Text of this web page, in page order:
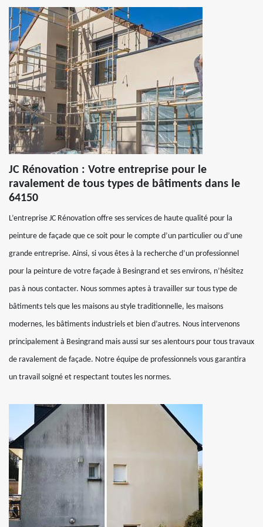
JC Rénovation : Votre entreprise pour le
ravalement de tous types de bâtiments dans le
64150
L’entreprise JC Rénovation offre ses services de haute qualité pour la
peinture de façade que ce soit pour le compte d’un particulier ou d’une
grande entreprise. Ainsi, si vous êtes à la recherche d’un professionnel
pour la peinture de votre façade à Besingrand et ses environs, n’hésitez
pas à nous contacter. Nous sommes aptes à travailler sur tous type de
bâtiments tels que les maisons au style traditionnelle, les maisons
modernes, les bâtiments industriels et bien d’autres. Nous intervenons
principalement à Besingrand mais aussi sur ses alentours pour tous travaux
de ravalement de façade. Notre équipe de professionnels vous garantira
un travail soigné et respectant toutes les normes.